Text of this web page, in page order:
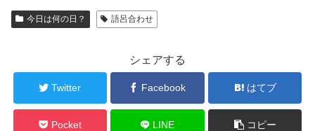
今日は何の日？ 語呂合わせ
シェアする
Twitter Facebook はてブ
Pocket LINE コピー